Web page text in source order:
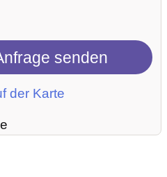
senden
der Karte